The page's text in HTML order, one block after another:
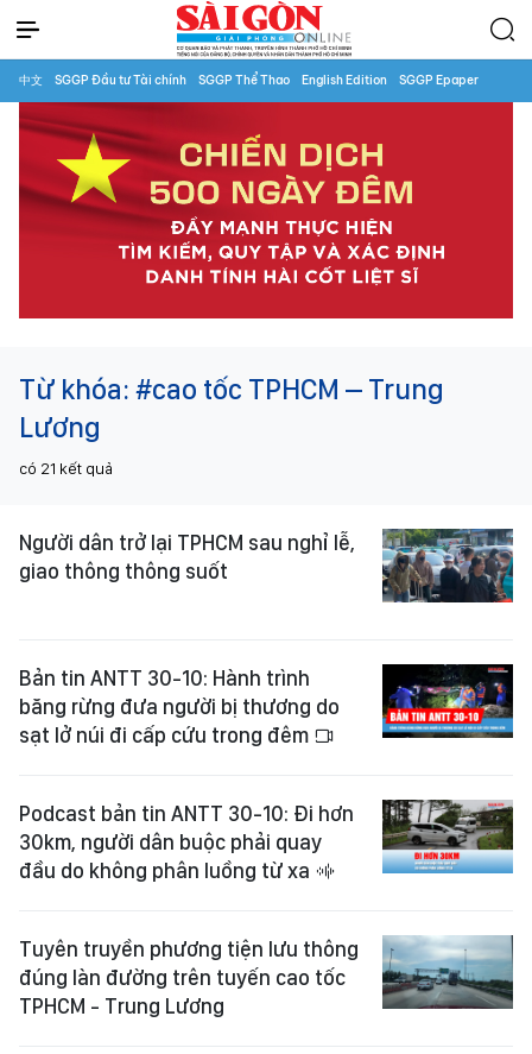
中文 SGGP Đầu tư Tài chính SGGP Thể Thao English Edition SGGP Epaper
Từ khóa: #cao tốc TPHCM – Trung
Lương
có 21 kết quả
Người dân trở lại TPHCM sau nghỉ lễ,
giao thông thông suốt
Bản tin ANTT 30-10: Hành trình
băng rừng đưa người bị thương do
sạt lở núi đi cấp cứu trong đêm
Podcast bản tin ANTT 30-10: Đi hơn
30km, người dân buộc phải quay
đầu do không phân luồng từ xa
Tuyên truyền phương tiện lưu thông
đúng làn đường trên tuyến cao tốc
TPHCM - Trung Lương